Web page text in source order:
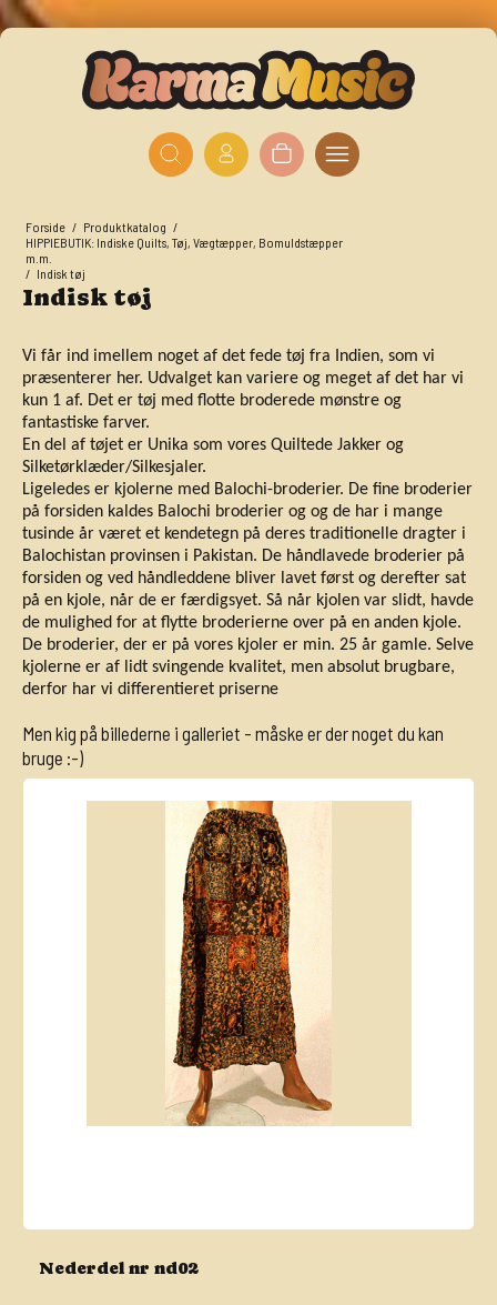
Forside / Produktkatalog /
HIPPIEBUTIK: Indiske Quilts, Tøj, Vægtæpper, Bomuldstæpper
m.m.
/ Indisk tøj
Indisk tøj
Vi får ind imellem noget af det fede tøj fra Indien, som vi
præsenterer her. Udvalget kan variere og meget af det har vi
kun 1 af. Det er tøj med flotte broderede mønstre og
fantastiske farver.
En del af tøjet er Unika som vores Quiltede Jakker og
Silketørklæder/Silkesjaler.
Ligeledes er kjolerne med Balochi-broderier. De fine broderier
på forsiden kaldes Balochi broderier og og de har i mange
tusinde år været et kendetegn på deres traditionelle dragter i
Balochistan provinsen i Pakistan. De håndlavede broderier på
forsiden og ved håndleddene bliver lavet først og derefter sat
på en kjole, når de er færdigsyet. Så når kjolen var slidt, havde
de mulighed for at flytte broderierne over på en anden kjole.
De broderier, der er på vores kjoler er min. 25 år gamle. Selve
kjolerne er af lidt svingende kvalitet, men absolut brugbare,
derfor har vi differentieret priserne
Men kig på billederne i galleriet - måske er der noget du kan
bruge :-)
Nederdel nr nd02